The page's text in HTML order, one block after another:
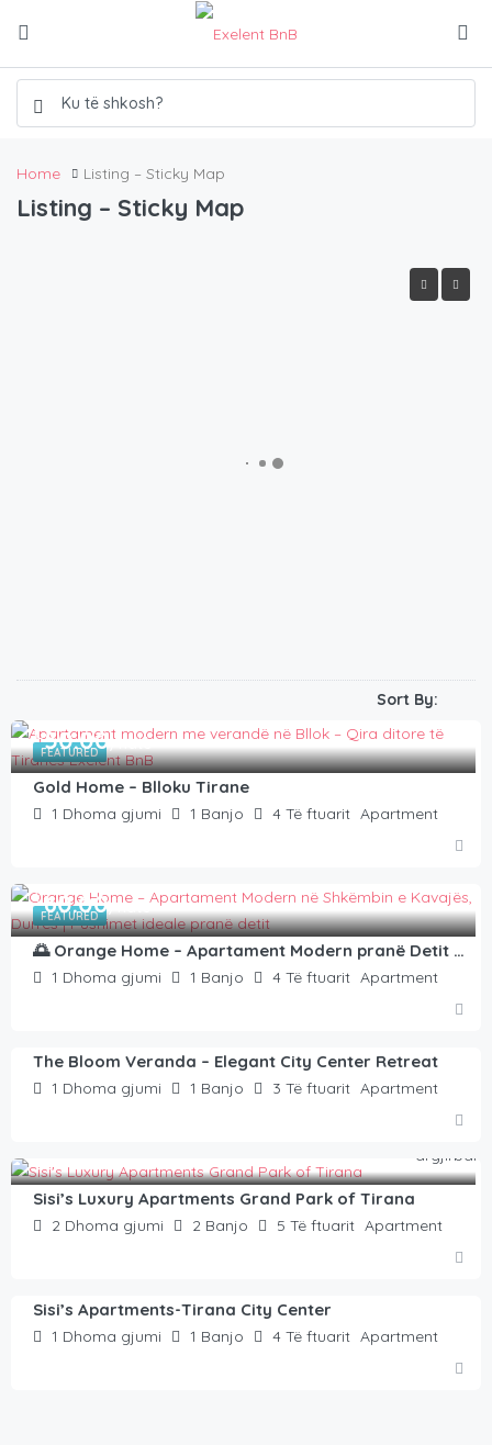
Home Listing – Sticky Map
Listing – Sticky Map
Sort By:
FEATURED
€50.00/natë
Gold Home – Blloku Tirane
1 Dhoma gjumi 1 Banjo 4 Të ftuarit Apartment
FEATURED
€60.00/natë
🌅 Orange Home – Apartament Modern pranë Detit në Shkëmbin e Kavajës, Durrës
1 Dhoma gjumi 1 Banjo 4 Të ftuarit Apartment
The Bloom Veranda – Elegant City Center Retreat
1 Dhoma gjumi 1 Banjo 3 Të ftuarit Apartment
Sisi’s Luxury Apartments Grand Park of Tirana
2 Dhoma gjumi 2 Banjo 5 Të ftuarit Apartment
Sisi’s Apartments-Tirana City Center
1 Dhoma gjumi 1 Banjo 4 Të ftuarit Apartment